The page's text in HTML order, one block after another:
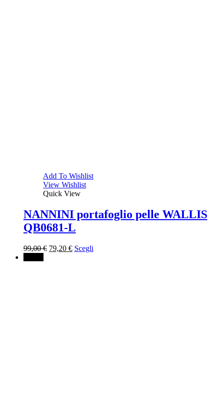
Add To Wishlist
View Wishlist
Quick View
NANNINI portafoglio pelle WALLIS
QB0681-L
99,00€ Il
79,20 €IlScegli